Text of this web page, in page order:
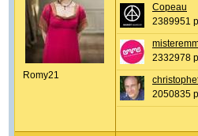
Romy21
Copeau
2389951
2332978
2050835